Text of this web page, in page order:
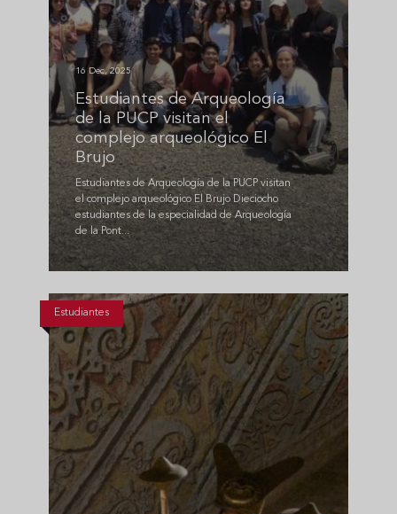
16 Dec, 2025
Estudiantes de Arqueología
de la PUCP visitan el
complejo arqueológico El
Brujo
Estudiantes de Arqueología de la PUCP visitan
el complejo arqueológico El Brujo Dieciocho
estudiantes de la especialidad de Arqueología
de la Pont...
Estudiantes